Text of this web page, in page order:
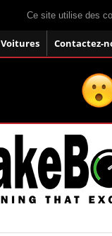
Ce site utilise des
Voitures Contactez-